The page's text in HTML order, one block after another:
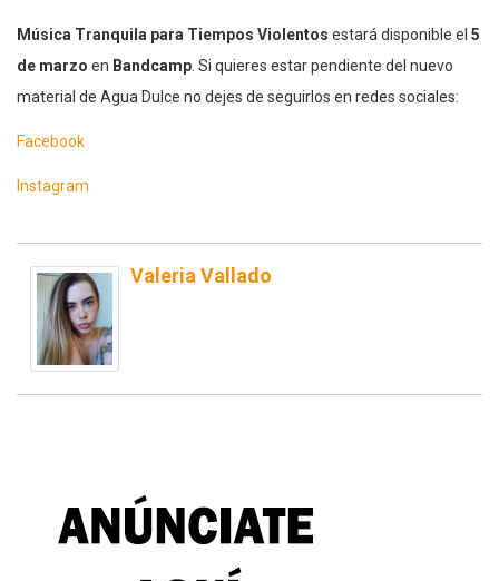
Música Tranquila para Tiempos Violentos estará disponible el 5
de marzo en Bandcamp . Si quieres estar pendiente del nuevo
material de Agua Dulce no dejes de seguirlos en redes sociales:
Facebook
Instagram
Valeria Vallado